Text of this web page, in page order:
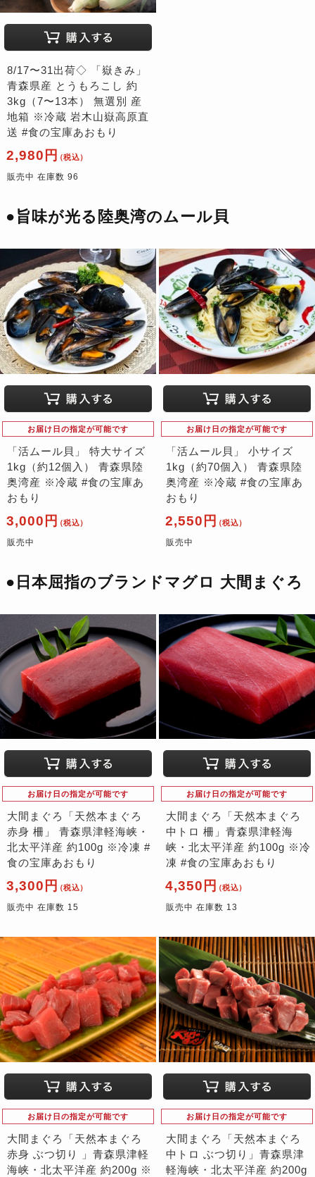
8/17〜31出荷◇ 「嶽きみ」
青森県産 とうもろこし 約
3kg（7〜13本） 無選別 産
地箱 ※冷蔵 岩木山嶽高原直
送 #食の宝庫あおもり
2,980円 （税込）
販売中 在庫数 96
●旨味が光る陸奥湾のムール貝
お届け日の指定が可能です
「活ムール貝」 特大サイズ
1kg（約12個入） 青森県陸
奥湾産 ※冷蔵 #食の宝庫あ
おもり
3,000円 （税込）
販売中
お届け日の指定が可能です
「活ムール貝」 小サイズ
1kg（約70個入） 青森県陸
奥湾産 ※冷蔵 #食の宝庫あ
おもり
2,550円 （税込）
販売中
●日本屈指のブランドマグロ 大間まぐろ
お届け日の指定が可能です
大間まぐろ「天然本まぐろ
赤身 柵」 青森県津軽海峡・
北太平洋産 約100g ※冷凍 #
食の宝庫あおもり
3,300円 （税込）
販売中 在庫数 15
お届け日の指定が可能です
大間まぐろ「天然本まぐろ
中トロ 柵」青森県津軽海
峡・北太平洋産 約100g ※冷
凍 #食の宝庫あおもり
4,350円 （税込）
販売中 在庫数 13
お届け日の指定が可能です
大間まぐろ「天然本まぐろ
赤身 ぶつ切り 」青森県津軽
海峡・北太平洋産 約200g ※
お届け日の指定が可能です
大間まぐろ「天然本まぐろ
中トロ ぶつ切り」青森県津
軽海峡・北太平洋産 約200g